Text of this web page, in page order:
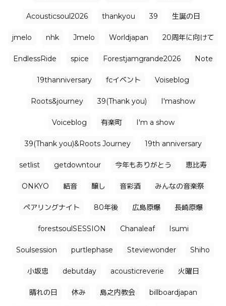
Acousticsoul2026 thankyou 39 生誕の日
jmelo nhk Jmelo Worldjapan 20周年に向けて
EndlessRide spice Forestjamgrande2026 Note
19thanniversary fcイベント Voiseblog
Roots&journey 39(Thank you) I'mashow
Voiceblog 有楽町 I'm a show
39(Thank you)&Roots Journey 19th anniversary
setlist getdowntour 今年もありがとう 恵比寿
ONKYO 結音 醸し 音彩酒 みんなの音楽祭
ペアリングナイト 80年後 広島原爆 長崎原爆
forestsoulSESSION Chanaleaf Isumi
Soulsession purtlephase Steviewonder Shiho
小坂忠 debutday acousticreverie 火曜日
晴れの日 休み 島之内教会 billboardjapan